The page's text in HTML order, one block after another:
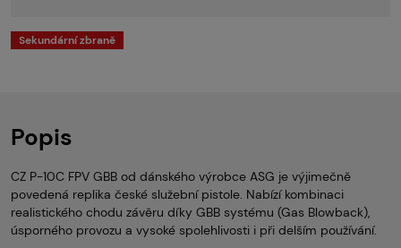
Sekundární zbraně
Popis
CZ P-10C FPV GBB od dánského výrobce ASG je výjimečně
povedená replika české služební pistole. Nabízí kombinaci
realistického chodu závěru díky GBB systému (Gas Blowback),
úsporného provozu a vysoké spolehlivosti i při delším používání.